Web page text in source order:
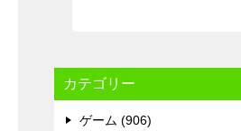
カテゴリー
ゲーム (906)